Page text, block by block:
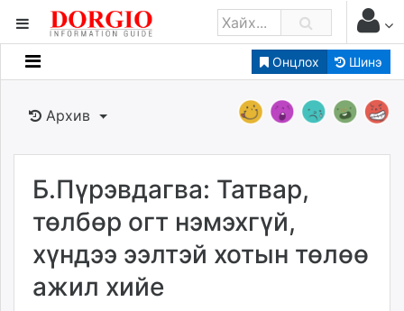
Онцлох Шинэ
Мэдээллийн
Банк санхүү
Бизнес ААН
Төрийн
Нийслэлийн
dorgio.mn
Gogo.mn
Архив
Б.Пүрэвдагва: Татвар,
төлбөр огт нэмэхгүй,
хүндээ ээлтэй хотын төлөө
ажил хийе